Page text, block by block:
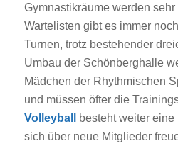
Gymnastikräume werden
Wartelisten gibt es immer
Turnen, trotz bestehender
Umbau der Schönberghalle
Mädchen der Rhythmischen
und müssen öfter die
Volleyball
besteht weiter
sich über neue Mitglieder